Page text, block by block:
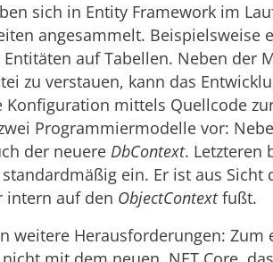
sich in Entity Framework im
angesammelt. Beispielsweise
auf Tabellen. Neben der
zu verstauen, kann das
Konfiguration mittels Quellcode
Programmiermodelle vor:
der neuere DbContext. Letzteren
ein. Er ist aus
intern auf den ObjectContextfußt.
weitere Herausforderungen: